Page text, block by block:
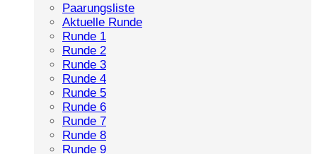
Paarungsliste
Aktuelle Runde
Runde 1
Runde 2
Runde 3
Runde 4
Runde 5
Runde 6
Runde 7
Runde 8
Runde 9